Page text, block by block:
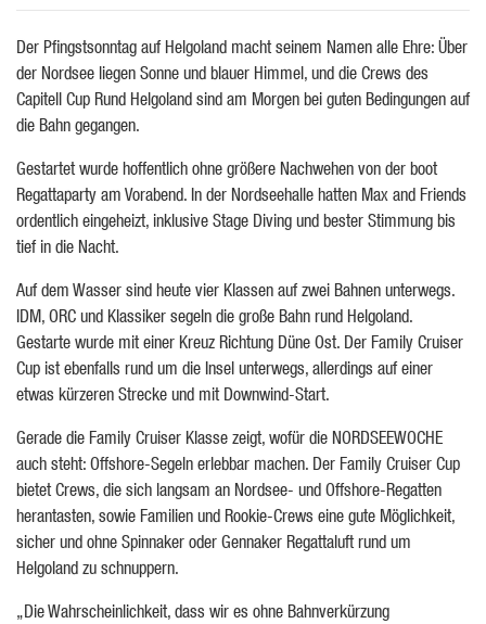
Der Pfingstsonntag auf Helgoland macht seinem Namen alle Ehre: Über
der Nordsee liegen Sonne und blauer Himmel, und die Crews des
Capitell Cup Rund Helgoland sind am Morgen bei guten Bedingungen auf
die Bahn gegangen.
Gestartet wurde hoffentlich ohne größere Nachwehen von der boot
Regattaparty am Vorabend. In der Nordseehalle hatten Max and Friends
ordentlich eingeheizt, inklusive Stage Diving und bester Stimmung bis
tief in die Nacht.
Auf dem Wasser sind heute vier Klassen auf zwei Bahnen unterwegs.
IDM, ORC und Klassiker segeln die große Bahn rund Helgoland.
Gestarte wurde mit einer Kreuz Richtung Düne Ost. Der Family Cruiser
Cup ist ebenfalls rund um die Insel unterwegs, allerdings auf einer
etwas kürzeren Strecke und mit Downwind-Start.
Gerade die Family Cruiser Klasse zeigt, wofür die NORDSEEWOCHE
auch steht: Offshore-Segeln erlebbar machen. Der Family Cruiser Cup
bietet Crews, die sich langsam an Nordsee- und Offshore-Regatten
herantasten, sowie Familien und Rookie-Crews eine gute Möglichkeit,
sicher und ohne Spinnaker oder Gennaker Regattaluft rund um
Helgoland zu schnuppern.
„Die Wahrscheinlichkeit, dass wir es ohne Bahnverkürzung